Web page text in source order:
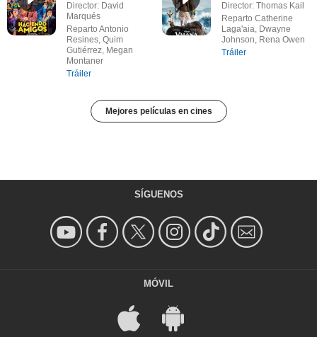
Director: David
Marqués
Reparto Antonio
Resines, Quim
Gutiérrez, Megan
Montaner
Tráiler
Director: Thomas Kail
Reparto Catherine
Laga'aia, Dwayne
Johnson, Rena Owen
Tráiler
Mejores películas en cines
SÍGUENOS
MÓVIL